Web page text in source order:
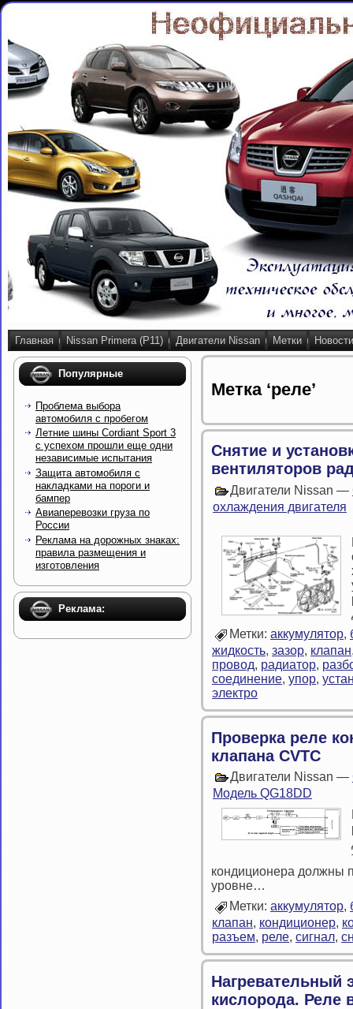
Главная Nissan Primera (P11) Двигатели Nissan Метки Новости
Популярные
Проблема выбора
автомобиля с пробегом
Летние шины Cordiant Sport 3
с успехом прошли еще одни
независимые испытания
Защита автомобиля с
накладками на пороги и
бампер
Авиаперевозки груза по
России
Реклама на дорожных знаках:
правила размещения и
изготовления
Реклама:
Метка ‘реле’
Снятие и
вентиляторов
Двигатели Nissan —
охлаждения двигателя
Метки: аккумулятор,
жидкость, зазор, клапан
провод, радиатор,
соединение, упор,
электро
Проверка реле
клапана CVTC
Двигатели Nissan —
Модель QG18DD
кондиционера должны
уровне…
Метки: аккумулятор,
клапан, кондиционер,
разъем, реле, сигнал,
Нагревательный
кислорода. Реле